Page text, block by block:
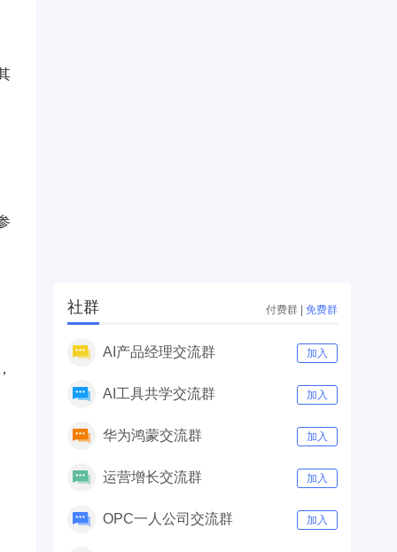
社群 付费群 | 免费群
AI产品经理交流群 加入
AI工具共学交流群 加入
华为鸿蒙交流群 加入
运营增长交流群 加入
OPC一人公司交流群 加入